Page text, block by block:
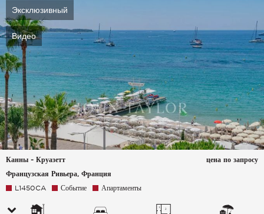
Эксклюзивный
Видео
Канны - Круазетт
Французская Ривьера, Франция
цена по запросу
L1450CA Событие Апартаменты